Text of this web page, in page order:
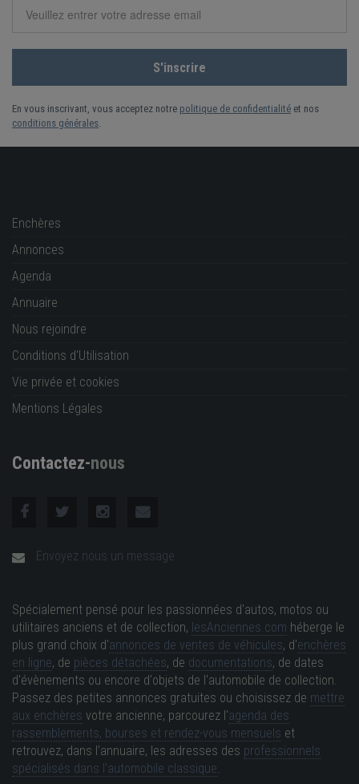
En vous inscrivant, vous acceptez notre politique de confidentialité et nos
conditions générales.
Enchères
Annonces
Agenda
Annuaire
Nous rejoindre
Conditions d'Utilisation
Vie privée et cookies
Mentions Légales
Contactez-nous
Envoyez nous un message
Spécialement pensé pour les passionnées d'autos, motos ou
utilitaires anciens et de collection, lesAnciennes.com héberge le
plus grand choix d'annonces de ventes de véhicules, d'enchères
en ligne, de pièces détachées, de documentations, de dates
d'évènements ou encore d'objets de l'automobile de collection.
Passez des petites annonces gratuites ou choisissez de mettre
aux enchères votre ancienne, parcourez l'agenda des
rassemblements, bourses et rendez-vous mensuels et
retrouvez, dans l'annuaire, les adresses des professionnels
spécialisés dans l'automobile classique.